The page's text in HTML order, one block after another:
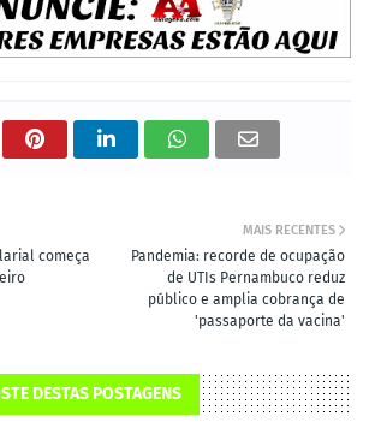
MAIS RECENTES
Pandemia: recorde de ocupação
de UTIs Pernambuco reduz
público e amplia cobrança de
'passaporte da vacina'
começa
DESTAS POSTAGENS